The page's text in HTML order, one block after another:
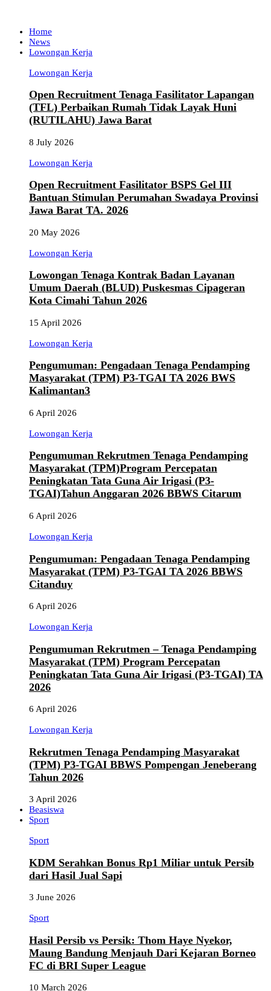
Home
News
Lowongan Kerja
Lowongan Kerja
Open Recruitment Tenaga Fasilitator Lapangan
(TFL) Perbaikan Rumah Tidak Layak Huni
(RUTILAHU) Jawa Barat
8 July 2026
Lowongan Kerja
Open Recruitment Fasilitator BSPS Gel III
Bantuan Stimulan Perumahan Swadaya Provinsi
Jawa Barat TA. 2026
20 May 2026
Lowongan Kerja
Lowongan Tenaga Kontrak Badan Layanan
Umum Daerah (BLUD) Puskesmas Cipageran
Kota Cimahi Tahun 2026
15 April 2026
Lowongan Kerja
Pengumuman: Pengadaan Tenaga Pendamping
Masyarakat (TPM) P3-TGAI TA 2026 BWS
Kalimantan3
6 April 2026
Lowongan Kerja
Pengumuman Rekrutmen Tenaga Pendamping
Masyarakat (TPM)Program Percepatan
Peningkatan Tata Guna Air Irigasi (P3-
TGAI)Tahun Anggaran 2026 BBWS Citarum
6 April 2026
Lowongan Kerja
Pengumuman: Pengadaan Tenaga Pendamping
Masyarakat (TPM) P3-TGAI TA 2026 BBWS
Citanduy
6 April 2026
Lowongan Kerja
Pengumuman Rekrutmen – Tenaga Pendamping
Masyarakat (TPM) Program Percepatan
Peningkatan Tata Guna Air Irigasi (P3-TGAI) TA
2026
6 April 2026
Lowongan Kerja
Rekrutmen Tenaga Pendamping Masyarakat
(TPM) P3-TGAI BBWS Pompengan Jeneberang
Tahun 2026
3 April 2026
Beasiswa
Sport
Sport
KDM Serahkan Bonus Rp1 Miliar untuk Persib
dari Hasil Jual Sapi
3 June 2026
Sport
Hasil Persib vs Persik: Thom Haye Nyekor,
Maung Bandung Menjauh Dari Kejaran Borneo
FC di BRI Super League
10 March 2026